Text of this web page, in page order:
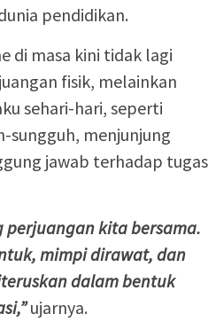
pendidikan.
di masa kini tidak lagi
fisik, melainkan
sehari-hari, seperti
sungguh, menjunjung
jawab terhadap tugas
perjuangan kita bersama.
mimpi dirawat, dan
dalam bentuk
ujarnya.